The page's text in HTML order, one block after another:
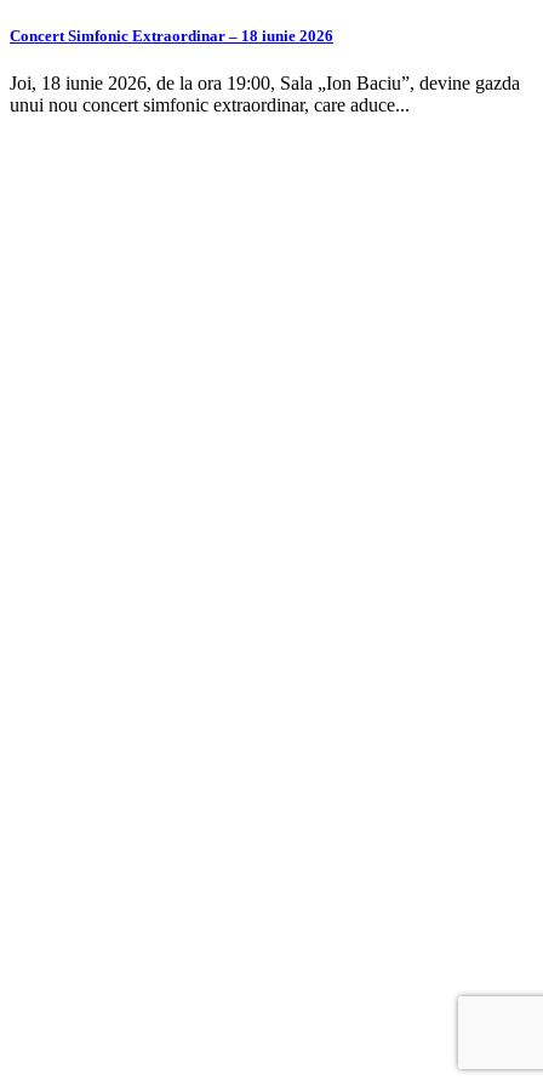
Concert Simfonic Extraordinar – 18 iunie 2026
Joi, 18 iunie 2026, de la ora 19:00, Sala „Ion Baciu”, devine gazda
unui nou concert simfonic extraordinar, care aduce...